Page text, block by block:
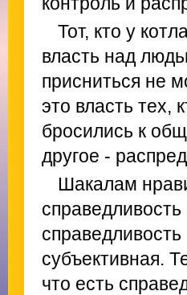
Тот, кто у
власть над
присниться не
это власть тех,
бросились к
другое -
Шакалам
субъективная.
что есть